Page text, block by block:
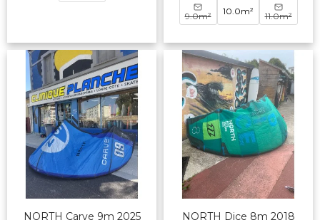
9.0m² 10.0m² 11.0m²
NORTH Carve 9m 2025
NORTH Dice 8m 2018